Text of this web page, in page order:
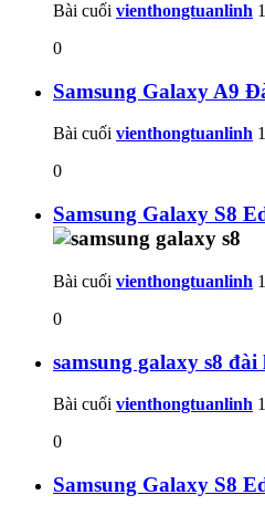
Bài cuối vienthongtuanlinh
0
Samsung Galaxy A9
Bài cuối vienthongtuanlinh
0
Samsung Galaxy S8
Bài cuối vienthongtuanlinh
0
samsung galaxy s8 đài
Bài cuối vienthongtuanlinh
0
Samsung Galaxy S8